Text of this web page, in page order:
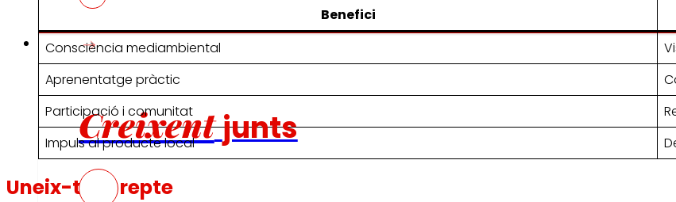
Inversors
Creixentjunts
Benefici
Consciència mediambiental
Aprenentatge pràctic
Participació i comunitat
Impuls al producte local
Uneix-te al repte